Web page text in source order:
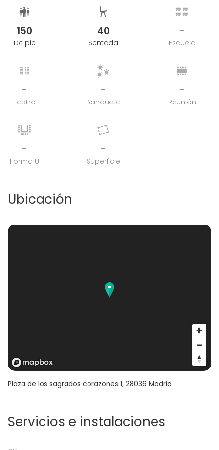
150
De pie
40
Sentada
-
Escuela
-
Teatro
-
Banquete
-
Reunión
-
Forma U
-
Superficie
Ubicación
Plaza de los sagrados corazones 1, 28036 Madrid
Servicios e instalaciones